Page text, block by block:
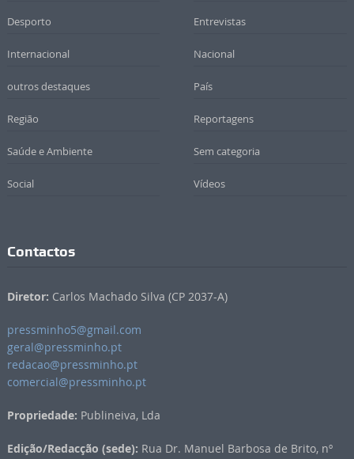
Desporto Entrevistas
Internacional Nacional
outros destaques País
Região Reportagens
Saúde e Ambiente Sem categoria
Social Vídeos
Contactos
Diretor: Carlos Machado Silva (CP 2037-A)
pressminho5@gmail.com
geral@pressminho.pt
redacao@pressminho.pt
comercial@pressminho.pt
Propriedade: Publineiva, Lda
Edição/Redacção (sede): Rua Dr. Manuel Barbosa de Brito, nº